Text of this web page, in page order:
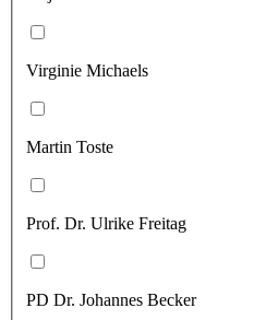
Virginie Michaels
Martin Toste
Prof. Dr. Ulrike Freitag
PD Dr. Johannes Becker